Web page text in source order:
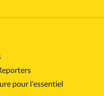
pour l'essentiel